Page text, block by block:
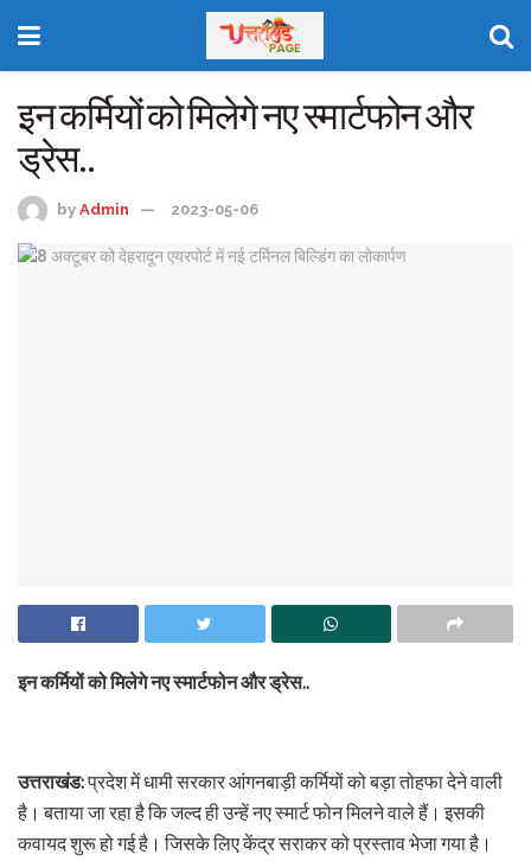
इन कर्मियों को मिलेगे नए स्मार्टफोन और
ड्रेस..
by Admin 2023-05-06
इन कर्मियों को मिलेगे नए स्मार्टफोन और ड्रेस..
उत्तराखंड:प्रदेश में धामी सरकार आंगनबाड़ी कर्मियों को बड़ा तोहफा देने वाली
है। बताया जा रहा है कि जल्द ही उन्हें नए स्मार्ट फोन मिलने वाले हैं। इसकी
कवायद शुरू हो गई है। जिसके लिए केंद्र सराकर को प्रस्ताव भेजा गया है।